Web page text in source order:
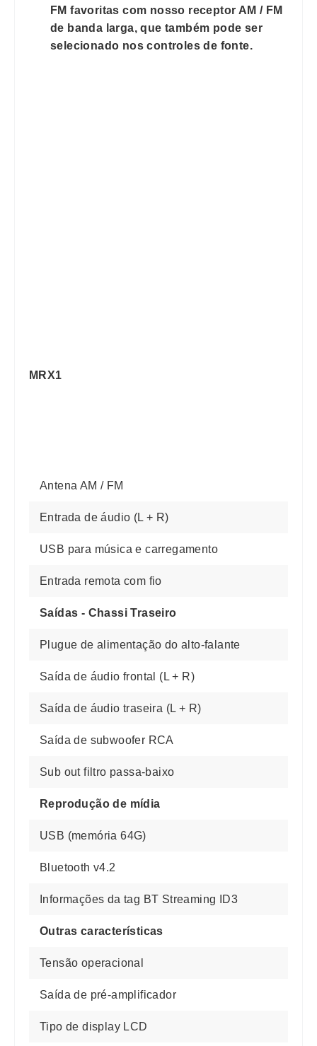
FM favoritas com nosso receptor AM / FM
de banda larga, que também pode ser
selecionado nos controles de fonte.
MRX1
Antena AM / FM
Entrada de áudio (L + R)
USB para música e carregamento
Entrada remota com fio
Saídas - Chassi Traseiro
Plugue de alimentação do alto-falante
Saída de áudio frontal (L + R)
Saída de áudio traseira (L + R)
Saída de subwoofer RCA
Sub out filtro passa-baixo
Reprodução de mídia
USB (memória 64G)
Bluetooth v4.2
Informações da tag BT Streaming ID3
Outras características
Tensão operacional
Saída de pré-amplificador
Tipo de display LCD